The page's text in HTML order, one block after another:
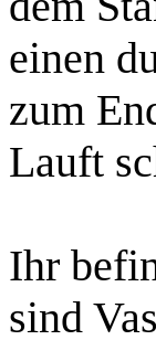
einen
zum
Lauft
Ihr
sind